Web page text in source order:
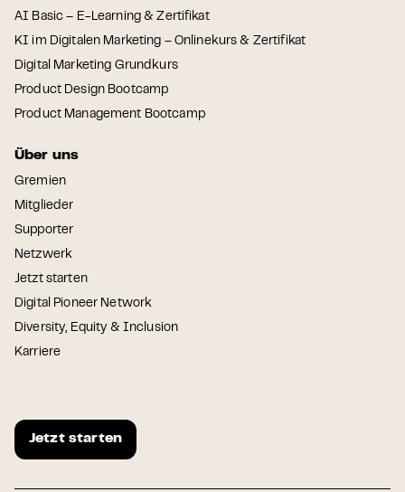
AI Basic – E-Learning & Zertifikat
KI im Digitalen Marketing – Onlinekurs & Zertifikat
Digital Marketing Grundkurs
Product Design Bootcamp
Product Management Bootcamp
Über uns
Gremien
Mitglieder
Supporter
Netzwerk
Jetzt starten
Digital Pioneer Network
Diversity, Equity & Inclusion
Karriere
Jetzt starten